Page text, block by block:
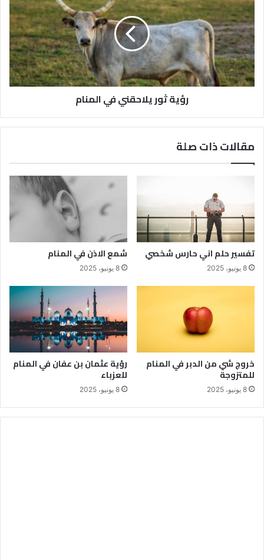
رؤية ثور يلاحقني في المنام
مقالات ذات صلة
تفسير حلم اني حارس شخصي
8 يونيو، 2025
شمع الاذن في المنام
8 يونيو، 2025
خروج شي من الدبر في المنام
للمتزوجة
8 يونيو، 2025
رؤية عثمان بن عفان في المنام
للعزباء
8 يونيو، 2025